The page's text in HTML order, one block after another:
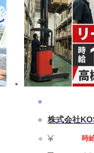
株式会社
時